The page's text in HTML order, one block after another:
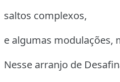
saltos complexos,
e algumas modulações,
Nesse arranjo de